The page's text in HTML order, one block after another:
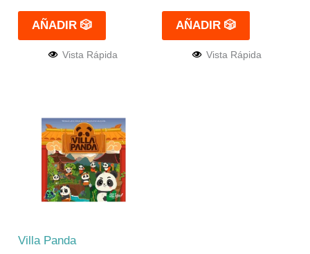
AÑADIR 🎲
Vista Rápida
AÑADIR 🎲
Vista Rápida
Villa Panda